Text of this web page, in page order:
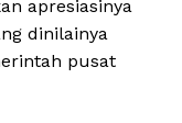
apresiasinya
dinilainya
pusat